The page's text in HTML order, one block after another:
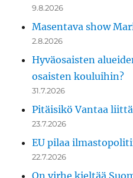
9.8.2026
Masentava show
2.8.2026
Hyväosaisten
osaisten kouluihin?
31.7.2026
Pitäisikö Vantaa
23.7.2026
EU pilaa
22.7.2026
On virhe kieltää